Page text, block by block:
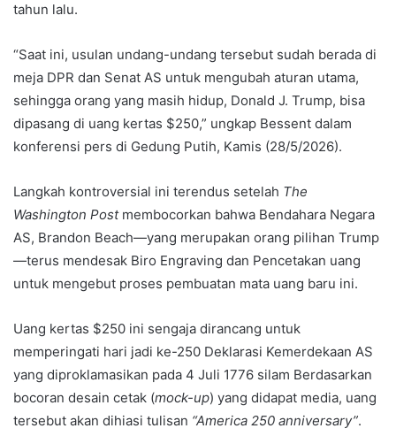
tahun lalu.
“Saat ini, usulan undang-undang tersebut sudah berada di
meja DPR dan Senat AS untuk mengubah aturan utama,
sehingga orang yang masih hidup, Donald J. Trump, bisa
dipasang di uang kertas $250,” ungkap Bessent dalam
konferensi pers di Gedung Putih, Kamis (28/5/2026).
Langkah kontroversial ini terendus setelah The
Washington Postmembocorkan bahwa Bendahara Negara
AS, Brandon Beach—yang merupakan orang pilihan Trump
—terus mendesak Biro Engraving dan Pencetakan uang
untuk mengebut proses pembuatan mata uang baru ini.
Uang kertas $250 ini sengaja dirancang untuk
memperingati hari jadi ke-250 Deklarasi Kemerdekaan AS
yang diproklamasikan pada 4 Juli 1776 silam Berdasarkan
bocoran desain cetak (mock-up) yang didapat media, uang
tersebut akan dihiasi tulisan “America 250 anniversary”.